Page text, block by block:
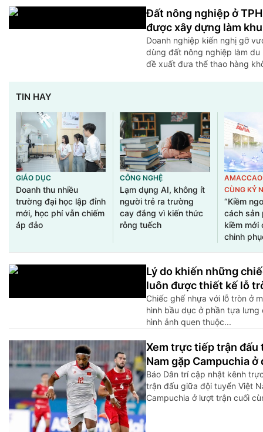
Đất nông nghiệp ở
được xây dựng làm
Doanh nghiệp kiến nghị gỡ
dùng đất nông nghiệp làm du
đề xuất đưa thể thao hàng
TIN HAY
GIÁO DỤC
Doanh thu nhiều
trường đại học lập đỉnh
mới, học phí vẫn chiếm
áp đảo
CÔNG NGHỆ
Lạm dụng AI, không ít
người trẻ ra trường
cay đắng vì kiến thức
rỗng tuếch
CÙNG KỶ
“Kiềm
cách sản
kiềm mới
chinh
Lý do khiến những
luôn được thiết kế lỗ
Chiếc ghế nhựa với lỗ tròn ở
hình bầu dục ở phần tựa lưng
hình ảnh quen thuộc...
Xem trực tiếp trận đấu
Nam gặp Campuchia ở
Báo Dân trí cập nhật kênh
trận đấu giữa đội tuyển Việt
Campuchia ở lượt trận cuối